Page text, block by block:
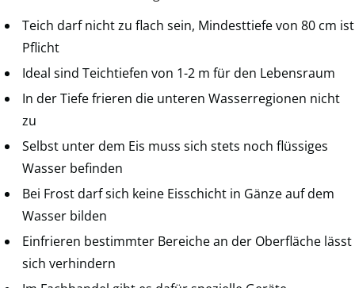
Teich darf nicht zu flach sein, Mindesttiefe von 80 cm ist
Pflicht
Ideal sind Teichtiefen von 1-2 m für den Lebensraum
In der Tiefe frieren die unteren Wasserregionen nicht
zu
Selbst unter dem Eis muss sich stets noch flüssiges
Wasser befinden
Bei Frost darf sich keine Eisschicht in Gänze auf dem
Wasser bilden
Einfrieren bestimmter Bereiche an der Oberfläche lässt
sich verhindern